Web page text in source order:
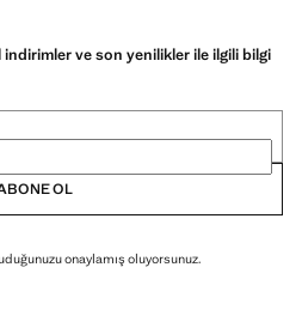
ve son yenilikler ile ilgili bilgi
OL
onaylamış oluyorsunuz.